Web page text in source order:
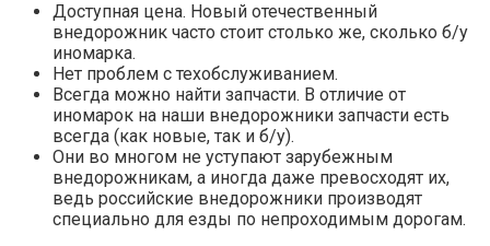
Доступная цена. Новый отечественный
внедорожник часто стоит столько же, сколько б/у
иномарка.
Нет проблем с техобслуживанием.
Всегда можно найти запчасти. В отличие от
иномарок на наши внедорожники запчасти есть
всегда (как новые, так и б/у).
Они во многом не уступают зарубежным
внедорожникам, а иногда даже превосходят их,
ведь российские внедорожники производят
специально для езды по непроходимым дорогам.